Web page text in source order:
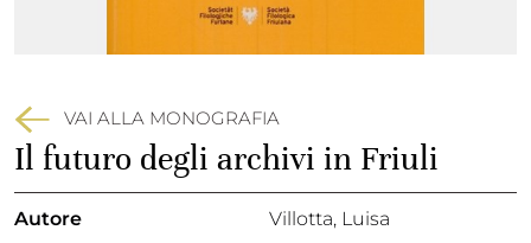
VAI ALLA MONOGRAFIA
Il futuro degli archivi in Friuli
Autore
Villotta, Luisa